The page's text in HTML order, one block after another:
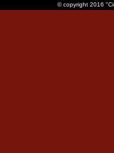
© copyright 2016